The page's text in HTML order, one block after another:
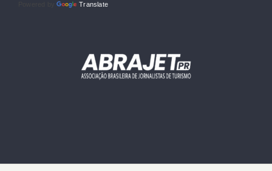
Powered by Translate